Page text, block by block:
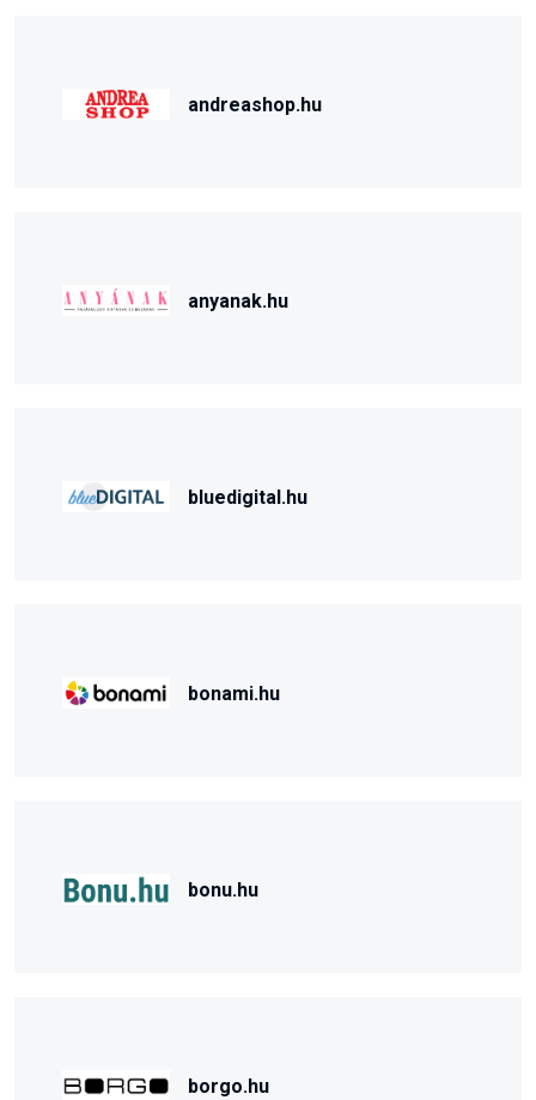
andreashop.hu
anyanak.hu
bluedigital.hu
bonami.hu
bonu.hu
borgo.hu